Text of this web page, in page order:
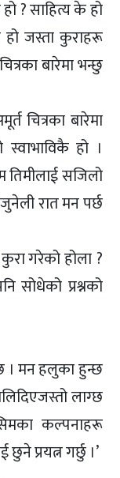
? साहित्य के हो
जस्ता कुराहरू
बारेमा भन्छु
चित्रका बारेमा
हो ।
सजिलो
रात मन पर्छ
गरेको होला ?
सोधेको प्रश्नको
। मन हलुका हुन्छ
लाग्छ
कल्पनाहरू
प्रयत्न गर्छु ।’